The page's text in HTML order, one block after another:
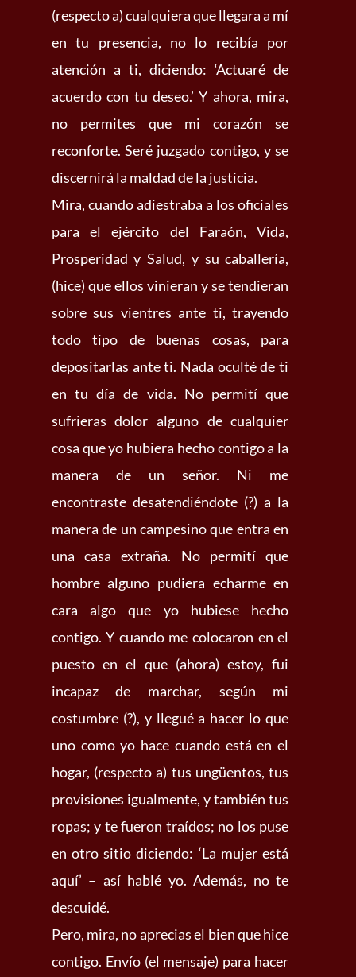
(respecto a) cualquiera que llegara a mí
en tu presencia, no lo recibía por
atención a ti, diciendo: ‘Actuaré de
acuerdo con tu deseo.’ Y ahora, mira,
no permites que mi corazón se
reconforte. Seré juzgado contigo, y se
discernirá la maldad de la justicia.
Mira, cuando adiestraba a los oficiales
para el ejército del Faraón, Vida,
Prosperidad y Salud, y su caballería,
(hice) que ellos vinieran y se tendieran
sobre sus vientres ante ti, trayendo
todo tipo de buenas cosas, para
depositarlas ante ti. Nada oculté de ti
en tu día de vida. No permití que
sufrieras dolor alguno de cualquier
cosa que yo hubiera hecho contigo a la
manera de un señor. Ni me
encontraste desatendiéndote (?) a la
manera de un campesino que entra en
una casa extraña. No permití que
hombre alguno pudiera echarme en
cara algo que yo hubiese hecho
contigo. Y cuando me colocaron en el
puesto en el que (ahora) estoy, fui
incapaz de marchar, según mi
costumbre (?), y llegué a hacer lo que
uno como yo hace cuando está en el
hogar, (respecto a) tus ungüentos, tus
provisiones igualmente, y también tus
ropas; y te fueron traídos; no los puse
en otro sitio diciendo: ‘La mujer está
aquí’ – así hablé yo. Además, no te
descuidé.
Pero, mira, no aprecias el bien que hice
contigo. Envío (el mensaje) para hacer